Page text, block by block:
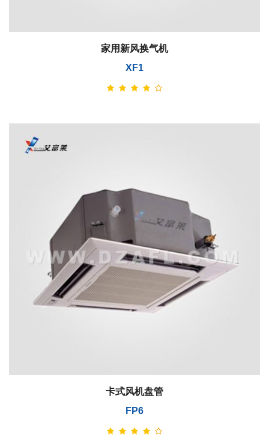
家用新风换气机
XF1
卡式风机盘管
FP6